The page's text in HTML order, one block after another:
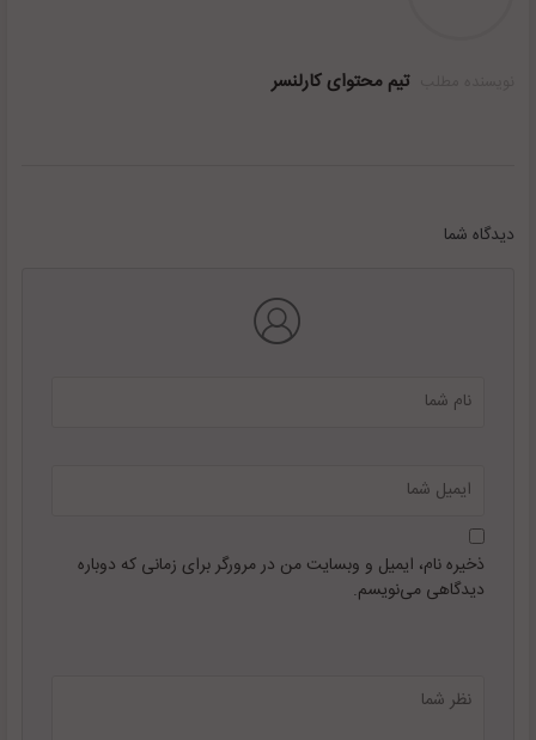
تیم محتوای کارلنسر
دیدگاه شما
ذخیره نام، ایمیل و وبسایت من در مرورگر برای زمانی که دوباره
دیدگاهی می‌نویسم.